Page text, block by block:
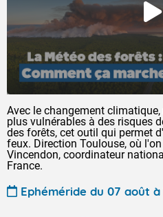
Avec le changement
plus vulnérables à des risques
des forêts, cet outil qui permet
feux. Direction Toulouse, où
Vincendon, coordinateur
France.
Ephéméride du 07 août